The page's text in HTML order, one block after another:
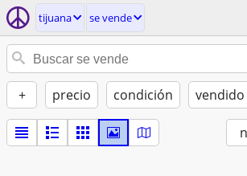
tijuana se vende
+ precio condición